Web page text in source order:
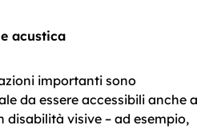
acustica
importanti sono
da essere accessibili anche a
disabilità visive – ad esempio,